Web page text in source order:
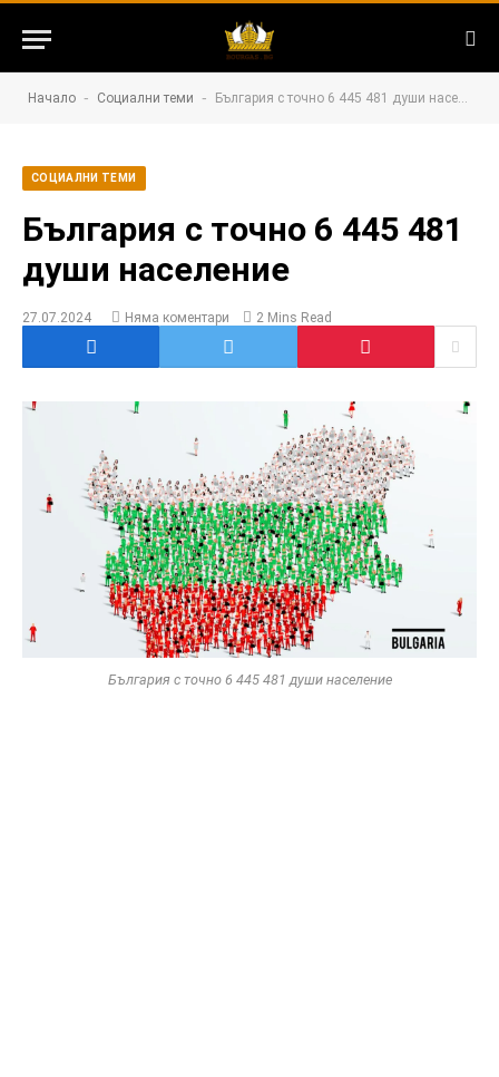
Начало - Социални теми - България с точно 6 445 481 души население
СОЦИАЛНИ ТЕМИ
България с точно 6 445 481
души население
27.07.2024 Няма коментари 2 Mins Read
България с точно 6 445 481 души население